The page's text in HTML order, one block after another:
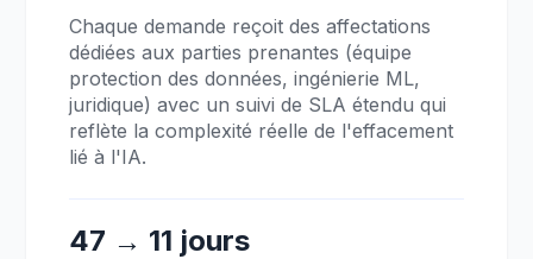
Chaque demande reçoit des affectations
dédiées aux parties prenantes (équipe
protection des données, ingénierie ML,
juridique) avec un suivi de SLA étendu qui
reflète la complexité réelle de l'effacement
lié à l'IA.
47 → 11 jours